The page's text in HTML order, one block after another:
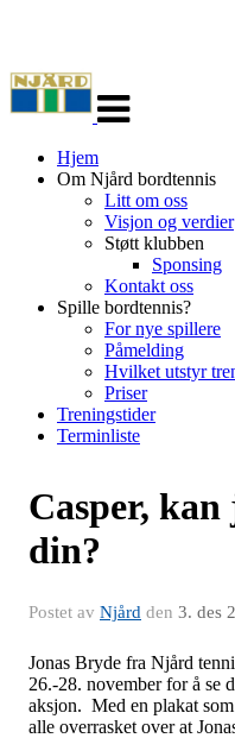
navigasjon
Hjem
Om Njård bordtennis
Litt om oss
Visjon og verdier
Støtt klubben
Sponsing
Kontakt oss
Spille bordtennis?
For nye spillere
Påmelding
Hvilket utstyr
Priser
Treningstider
Terminliste
Casper,
din?
Postet av Njård den 3. des
Jonas Bryde fra Njård
26.-28. november for å se
aksjon. Med en plakat
alle overrasket over at